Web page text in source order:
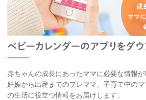
赤ちゃんの成長にあったママに必要な情報が
妊娠から出産までのプレママ、子育て中の
の生活に役立つ情報をお届けします。